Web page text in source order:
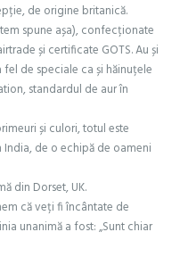
de origine britanică.
spune așa), confecționate
și certificate GOTS. Au și
de speciale ca și hăinuțele
standardul de aur în
și culori, totul este
India, de o echipă de oameni
din Dorset, UK.
că veți fi încântate de
unanimă a fost: „Sunt chiar